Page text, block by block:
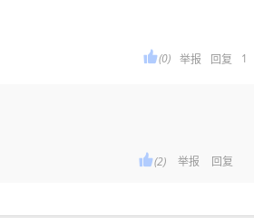
1
回复
举报
(0)
(2) 举报 回复